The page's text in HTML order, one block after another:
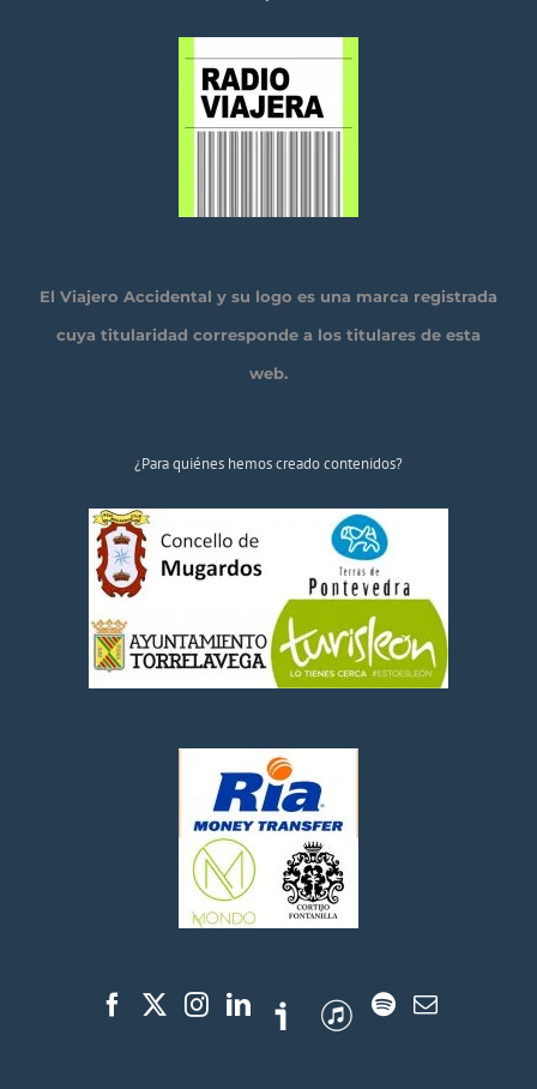
El Viajero Accidental y su logo es una marca registrada
cuya titularidad corresponde a los titulares de esta
web.
¿Para quiénes hemos creado contenidos?